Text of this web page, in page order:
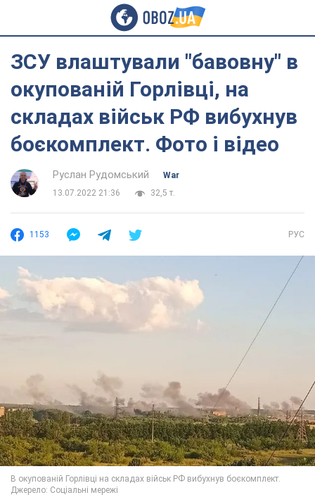
ЗСУ влаштували "бавовну" в
окупованій Горлівці, на
складах військ РФ вибухнув
боєкомплект. Фото і відео
Руслан Рудомський
War
13.07.2022 21:36
32,5 т.
1153 РУС